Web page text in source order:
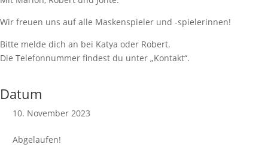
Wir freuen uns auf alle Maskenspieler und -spielerinnen!
Bitte melde dich an bei Katya oder Robert.
Die Telefonnummer findest du unter „Kontakt“.
Datum
10. November 2023
Abgelaufen!